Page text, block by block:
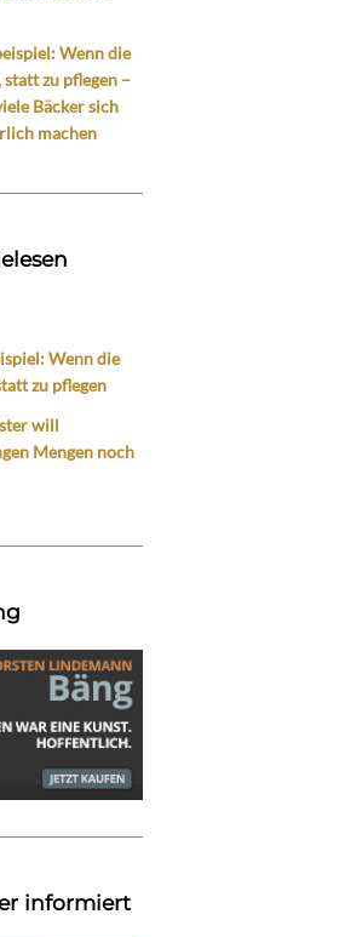
Wenn die
zu pflegen –
Bäcker sich
machen
Wenn die
zu pflegen
will
Mengen noch
informiert